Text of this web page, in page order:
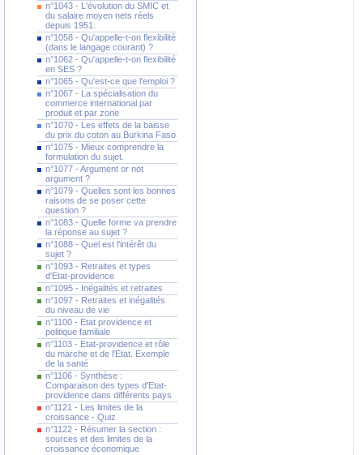
n°1043 - L'évolution du SMIC et
du salaire moyen nets réels
depuis 1951.
n°1058 - Qu'appelle-t-on flexibilité
(dans le langage courant) ?
n°1062 - Qu'appelle-t-on flexibilité
en SES ?
n°1065 - Qu'est-ce que l'emploi ?
n°1067 - La spécialisation du
commerce international par
produit et par zone
n°1070 - Les effets de la baisse
du prix du coton au Burkina Faso
n°1075 - Mieux comprendre la
formulation du sujet.
n°1077 - Argument or not
argument ?
n°1079 - Quelles sont les bonnes
raisons de se poser cette
question ?
n°1083 - Quelle forme va prendre
la réponse au sujet ?
n°1088 - Quel est l'intérêt du
sujet ?
n°1093 - Retraites et types
d'Etat-providence
n°1095 - Inégalités et retraites
n°1097 - Retraites et inégalités
du niveau de vie
n°1100 - Etat providence et
politique familiale
n°1103 - Etat-providence et rôle
du marche et de l'Etat. Exemple
de la santé
n°1106 - Synthèse :
Comparaison des types d'Etat-
providence dans différents pays
n°1121 - Les limites de la
croissance - Quiz
n°1122 - Résumer la section :
sources et des limites de la
croissance économique